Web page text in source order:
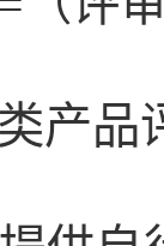
类产